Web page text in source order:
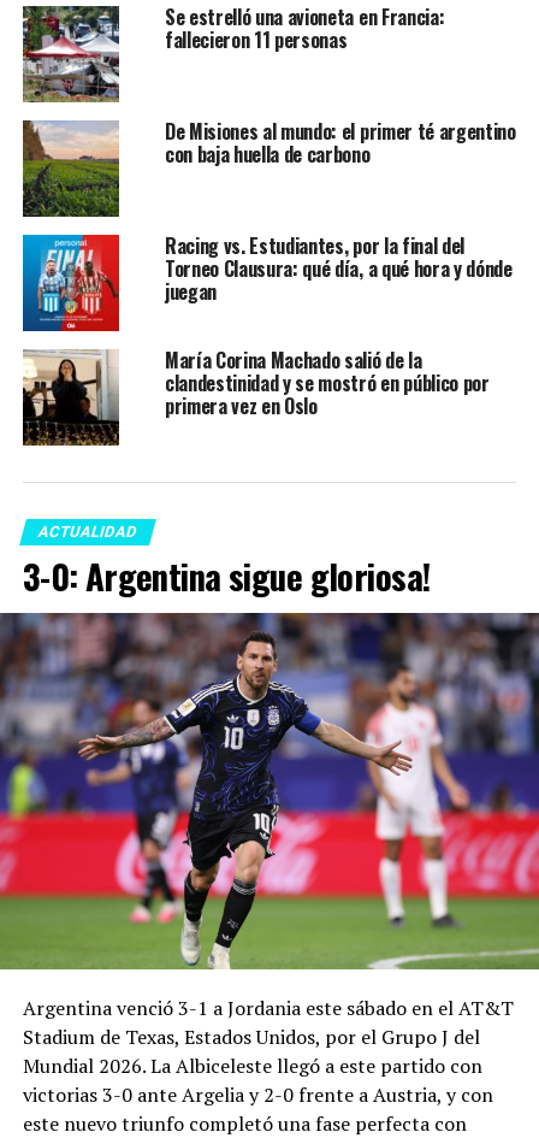
Se estrelló una avioneta en Francia:
fallecieron 11 personas
De Misiones al mundo: el primer té argentino
con baja huella de carbono
Racing vs. Estudiantes, por la final del
Torneo Clausura: qué día, a qué hora y dónde
juegan
María Corina Machado salió de la
clandestinidad y se mostró en público por
primera vez en Oslo
ACTUALIDAD
3-0: Argentina sigue gloriosa!
Argentina venció 3-1 a Jordania este sábado en el AT&T
Stadium de Texas, Estados Unidos, por el Grupo J del
Mundial 2026. La Albiceleste llegó a este partido con
victorias 3-0 ante Argelia y 2-0 frente a Austria, y con
este nuevo triunfo completó una fase perfecta con